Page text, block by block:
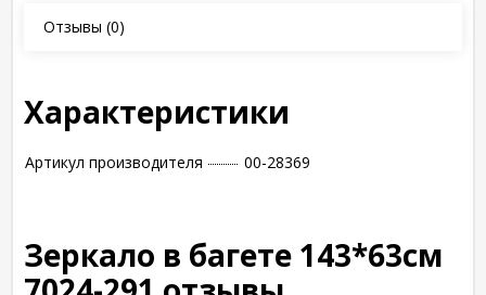
Отзывы (0)
Характеристики
Артикул производителя 00-28369
Зеркало в багете 143*63см